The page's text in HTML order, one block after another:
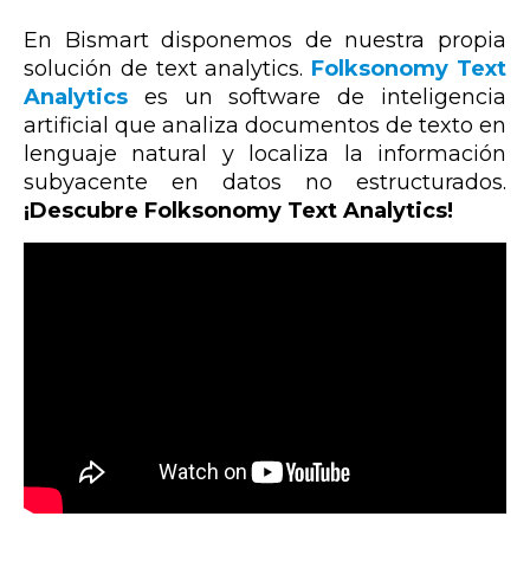
En Bismartdisponemos de nuestra propia
solución de text analytics. Folksonomy Text
Analytics es un software de inteligencia
artificial que analiza documentos de texto en
lenguaje natural y localiza la información
subyacente en datos no estructurados.
¡Descubre Folksonomy Text Analytics!